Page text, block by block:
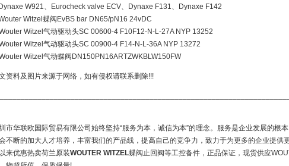
W921、Eurocheck valve ECV、Dynaxe F131、Dynaxe F142
Witzel蝶阀EvBS bar DN65/pN16 24vDC
Witzel气动驱动头SC 00600-4 F10F12-N-L-27A NYP 13252
Witzel气动驱动头SC 00900-4 F14-N-L-36A NYP 13272
Witzel气动蝶阀DN150PN16ARTZWKBLW150FW
资料及图片来源于网络，如有侵权请联系删除!!!
市华联欧国际贸易有限公司始终坚持“服务为本，诚信为本”的理念。服务是企业发展的根
不断的加大人才培养，丰富我们的产品线，提高自己的竞争力，致力于为更多的企业提供
来优惠热卖荷兰原装WOUTER WITZEL蝶阀止回阀等工控备件，正品保证，现货供应